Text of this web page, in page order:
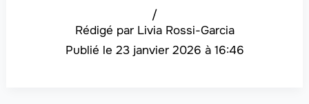
Livia Rossi-Garcia
/
23 janvier 2026 à 16:46